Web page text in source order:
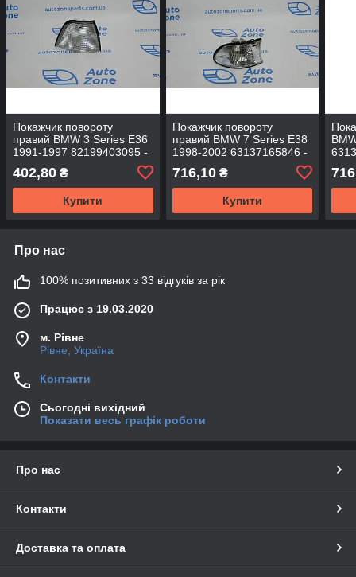
Покажчик повороту
правий BMW 3 Series Е36
1991-1997 82199403095 -
402,80 ₴
Купити
Покажчик повороту
правий BMW 7 Series Е38
1998-2002 63137165846 -
716,10₴
Купити
Про нас
100% позитивних з 33 відгуків за рік
Працює з 19.03.2020
м. Рівне
Рівне, Україна
Контакти
Сьогодні вихідний
Показати весь графік роботи
Про нас
Контакти
Доставка та оплата